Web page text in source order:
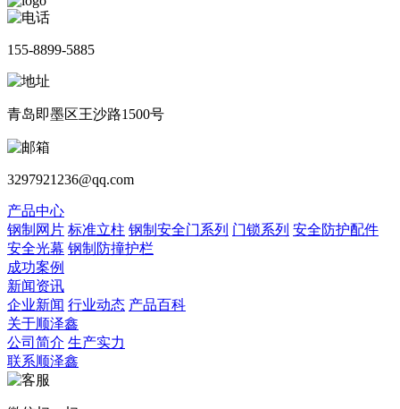
155-8899-5885
青岛即墨区王沙路1500号
3297921236@qq.com
产品中心
钢制网片 标准立柱 钢制安全门系列 门锁系列 安全防护配件
安全光幕 钢制防撞护栏
成功案例
新闻资讯
企业新闻 行业动态 产品百科
关于顺泽鑫
公司简介 生产实力
联系顺泽鑫